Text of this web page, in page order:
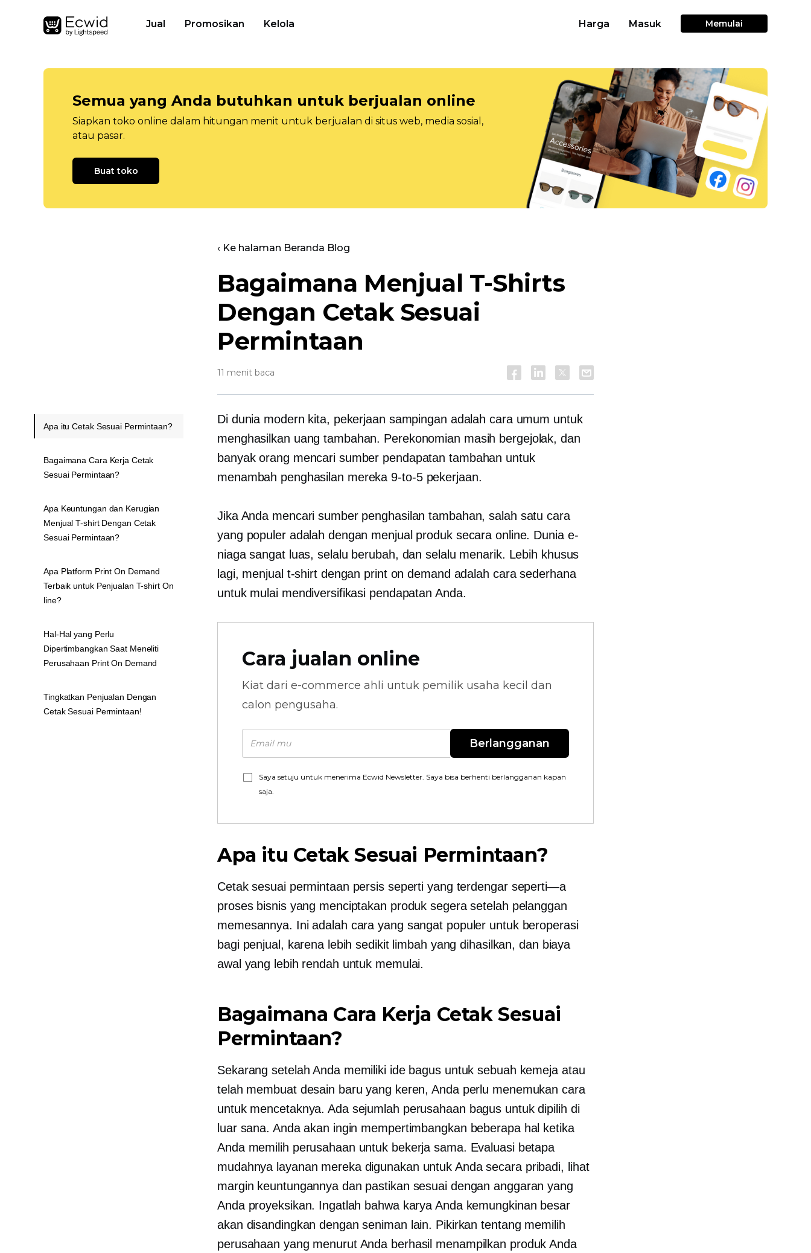
Jual Promosikan Kelola Harga Masuk Memulai
Semua yang Anda butuhkan untuk berjualan online
Siapkan toko online dalam hitungan menit untuk berjualan di situs web, media sosial,
atau pasar.
Buat toko
‹ Ke halaman Beranda Blog
Bagaimana Menjual T-Shirts
Dengan Cetak Sesuai
Permintaan
11 menit baca
Di dunia modern kita, pekerjaan sampingan adalah cara umum untuk
menghasilkan uang tambahan. Perekonomian masih bergejolak, dan
banyak orang mencari sumber pendapatan tambahan untuk
menambah penghasilan mereka 9-to-5pekerjaan.
Jika Anda mencari sumber penghasilan tambahan, salah satu cara
yang populer adalah dengan menjual produk secara online. Dunia e-
niaga sangat luas,selalu berubah, dan selalu menarik. Lebih khusus
lagi, menjual t-shirtdengan print on demand adalah cara sederhana
untuk mulai mendiversifikasi pendapatan Anda.
Cara jualan online
Kiat dari e-commerce ahli untuk pemilik usaha kecil dan
calon pengusaha.
Berlangganan
Saya setuju untuk menerima Ecwid Newsletter. Saya bisa berhenti berlangganan kapan
saja.
Apa itu Cetak Sesuai Permintaan?
Cetak sesuai permintaan persis seperti yang terdengar seperti—a
proses bisnis yang menciptakan produk segera setelah pelanggan
memesannya. Ini adalah cara yang sangat populer untuk beroperasi
bagi penjual, karena lebih sedikit limbah yang dihasilkan, dan biaya
awal yang lebih rendah untuk memulai.
Bagaimana Cara Kerja Cetak Sesuai
Permintaan?
Sekarang setelah Anda memiliki ide bagus untuk sebuah kemeja atau
telah membuat desain baru yang keren, Anda perlu menemukan cara
untuk mencetaknya. Ada sejumlah perusahaan bagus untuk dipilih di
luar sana. Anda akan ingin mempertimbangkan beberapa hal ketika
Anda memilih perusahaan untuk bekerja sama. Evaluasi betapa
mudahnya layanan mereka digunakan untuk Anda secara pribadi, lihat
margin keuntungannya dan pastikan sesuai dengan anggaran yang
Anda proyeksikan. Ingatlah bahwa karya Anda kemungkinan besar
akan disandingkan dengan seniman lain. Pikirkan tentang memilih
perusahaan yang menurut Anda berhasil menampilkan produk Anda
Apa itu Cetak Sesuai Permintaan?
Bagaimana Cara Kerja Cetak
Sesuai Permintaan?
Apa Keuntungan dan Kerugian
Menjual T-shirt Dengan Cetak
Sesuai Permintaan?
Apa Platform Print On Demand
Terbaik untuk Penjualan T-shirt On
line?
Hal-Hal yang Perlu
Dipertimbangkan Saat Meneliti
Perusahaan Print On Demand
Tingkatkan Penjualan Dengan
Cetak Sesuai Permintaan!